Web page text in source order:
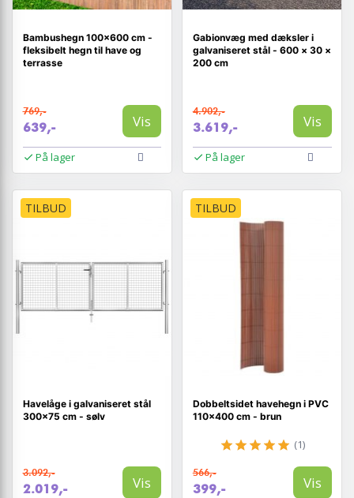
Bambushegn 100×600 cm -
fleksibelt hegn til have og
terrasse
769,-
639,- Vis
På lager
Gabionvæg med dæksler i
galvaniseret stål - 600 × 30 ×
200 cm
4.902,-
3.619,- Vis
På lager
TILBUD
Havelåge i galvaniseret stål
300×75 cm - sølv
3.092,-
2.019,- Vis
TILBUD
Dobbeltsidet havehegn i PVC
110×400 cm - brun
(1)
566,-
399,- Vis